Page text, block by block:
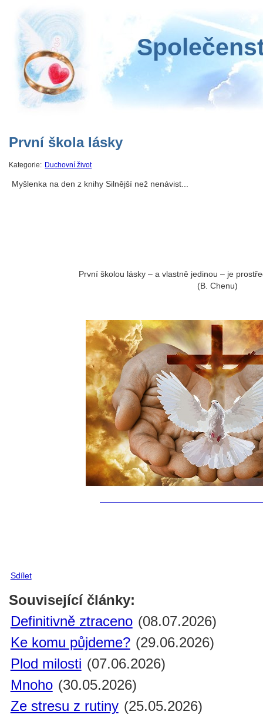
První škola lásky
Kategorie: Duchovní život
Myšlenka na den z knihy Silnější než nenávist...
První školou lásky – a vlastně jedinou – je
(B. Chenu)
Sdílet
Související články:
Definitivně ztraceno (08.07.2026)
Ke komu půjdeme? (29.06.2026)
Plod milosti (07.06.2026)
Mnoho (30.05.2026)
Ze stresu z rutiny (25.05.2026)